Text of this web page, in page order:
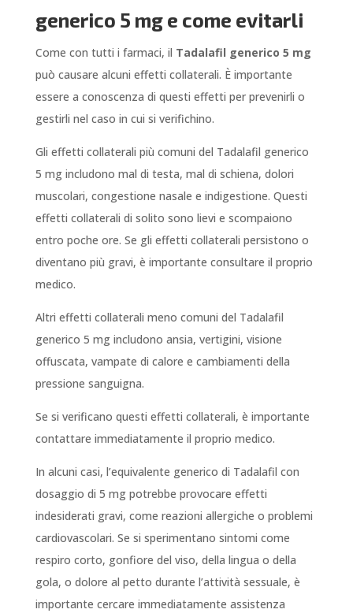
generico 5 mg e come evitarli
Come con tutti i farmaci, il Tadalafil generico 5 mg
può causare alcuni effetti collaterali. È importante
essere a conoscenza di questi effetti per prevenirli o
gestirli nel caso in cui si verifichino.
Gli effetti collaterali più comuni del Tadalafil generico
5 mg includono mal di testa, mal di schiena, dolori
muscolari, congestione nasale e indigestione. Questi
effetti collaterali di solito sono lievi e scompaiono
entro poche ore. Se gli effetti collaterali persistono o
diventano più gravi, è importante consultare il proprio
medico.
Altri effetti collaterali meno comuni del Tadalafil
generico 5 mg includono ansia, vertigini, visione
offuscata, vampate di calore e cambiamenti della
pressione sanguigna.
Se si verificano questi effetti collaterali, è importante
contattare immediatamente il proprio medico.
In alcuni casi, l’equivalente generico di Tadalafil con
dosaggio di 5 mg potrebbe provocare effetti
indesiderati gravi, come reazioni allergiche o problemi
cardiovascolari. Se si sperimentano sintomi come
respiro corto, gonfiore del viso, della lingua o della
gola, o dolore al petto durante l’attività sessuale, è
importante cercare immediatamente assistenza